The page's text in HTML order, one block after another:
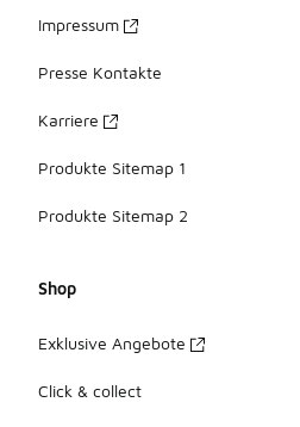
Impressum
Presse Kontakte
Karriere
Produkte Sitemap 1
Produkte Sitemap 2
Shop
Exklusive Angebote
Click & collect